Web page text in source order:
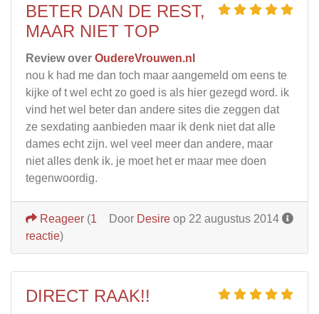
BETER DAN DE REST,
MAAR NIET TOP
Review over OudereVrouwen.nl
nou k had me dan toch maar aangemeld om eens te
kijke of t wel echt zo goed is als hier gezegd word. ik
vind het wel beter dan andere sites die zeggen dat
ze sexdating aanbieden maar ik denk niet dat alle
dames echt zijn. wel veel meer dan andere, maar
niet alles denk ik. je moet het er maar mee doen
tegenwoordig.
Door Desire op 22 augustus 2014
Reageer (1
reactie)
DIRECT RAAK!!